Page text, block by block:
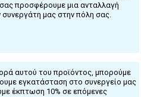
προσφέρουμε μια ανταλλαγή
συνεργάτη μας στην πόλη σας.
αυτού του προϊόντος, μπορούμε
εγκατάσταση στο συνεργείο μας
έκπτωση 10% σε επόμενες